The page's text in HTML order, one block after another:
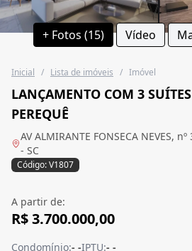
+ Fotos (15) Vídeo
Inicial / Lista de imóveis / Imóvel
LANÇAMENTO COM 3
PEREQUÊ
AV ALMIRANTE FONSECA NEVES,
- SC
Código: V1807
A partir de:
R$ 3.700.000,00
Condomínio:- -IPTU:- -